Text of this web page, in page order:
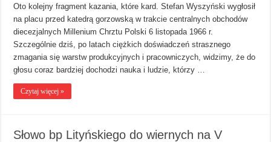
Oto kolejny fragment kazania, które kard. Stefan Wyszyński wygłosił
na placu przed katedrą gorzowską w trakcie centralnych obchodów
diecezjalnych Millenium Chrztu Polski 6 listopada 1966 r.
Szczególnie dziś, po latach ciężkich doświadczeń strasznego
zmagania się warstw produkcyjnych i pracowniczych, widzimy, że do
głosu coraz bardziej dochodzi nauka i ludzie, którzy …
Czytaj więcej »
Słowo bp Lityńskiego do wiernych na V